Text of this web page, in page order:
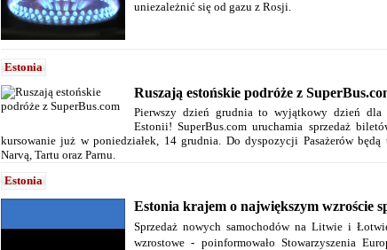
uniezależnić się od gazu z Rosji.
Estonia
Ruszają estońskie podróże z
Pierwszy dzień grudnia to wyjątkowy dzień dla
Estonii! SuperBus.com uruchamia sprzedaż
kursowanie już w poniedziałek, 14 grudnia. Do dyspozycji Pasażerów
Narvą, Tartu oraz Parnu.
Estonia
Estonia krajem o największym wzroście
Sprzedaż nowych samochodów na Litwie i
wzrostowe - poinformowało Stowarzyszenia